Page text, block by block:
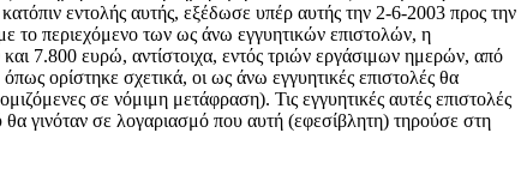
εντολής αυτής, εξέδωσε υπέρ αυτής την 2-6-2003 προς την
το περιεχόμενο των ως άνω εγγυητικών επιστολών, η
7.800 ευρώ, αντίστοιχα, εντός τριών εργάσιμων ημερών, από
ορίστηκε σχετικά, οι ως άνω εγγυητικές επιστολές θα
σε νόμιμη μετάφραση). Τις εγγυητικές αυτές επιστολές
γινόταν σε λογαριασμό που αυτή (εφεσίβλητη) τηρούσε στη